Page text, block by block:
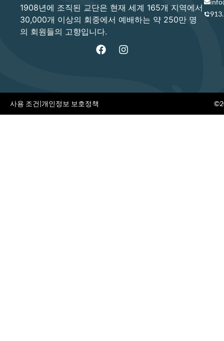
1908년에 조직된 교단은 현재 세계 165개 지역에서
30,000개 이상의 회중에서 예배하는 약 250만 명
의 회원들의 고향입니다.
사용 조건|개인정보 보호정책